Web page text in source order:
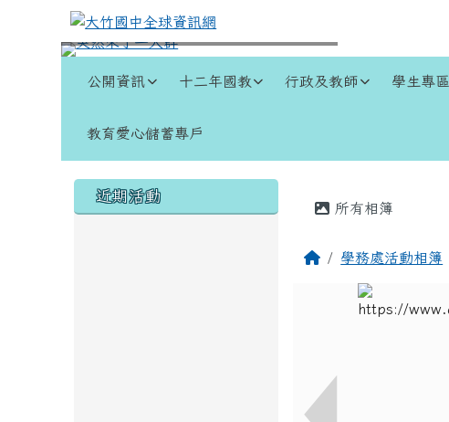
跳至主內容區
大竹國中全球資訊網
公開資訊 十二年國教 行政及教師 學生專區
教育愛心儲蓄專戶
左邊區域內容
近期活動 主內容區域
所有相簿
回首頁學務處活動相簿
頁尾區域